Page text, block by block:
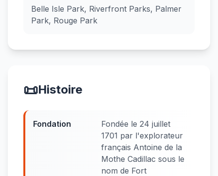
Belle Isle Park, Riverfront Parks, Palmer
Park, Rouge Park
📜Histoire
Fondation
Fondée le 24 juillet
1701 par l'explorateur
français Antoine de la
Mothe Cadillac sous le
nom de Fort